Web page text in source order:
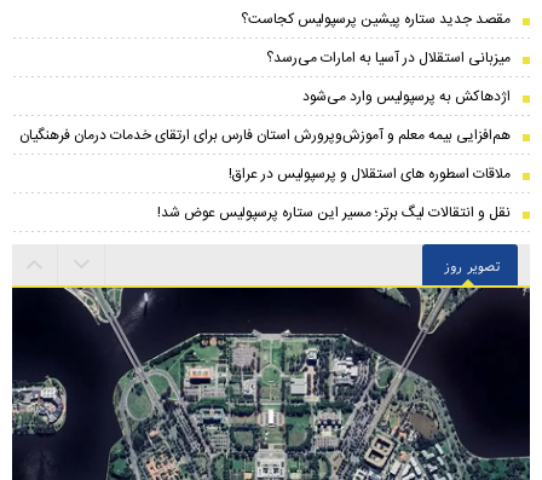
مقصد جدید ستاره پیشین پرسپولیس کجاست؟
میزبانی استقلال در آسیا به امارات می‌رسد؟
اژدهاکش به پرسپولیس وارد می‌شود
هم‌افزایی بیمه معلم و آموزش‌وپرورش استان فارس برای ارتقای خدمات درمان فرهنگیان
ملاقات اسطوره های استقلال و پرسپولیس در عراق!
نقل و انتقالات لیگ برتر؛ مسیر این ستاره پرسپولیس عوض شد!
تصویر روز